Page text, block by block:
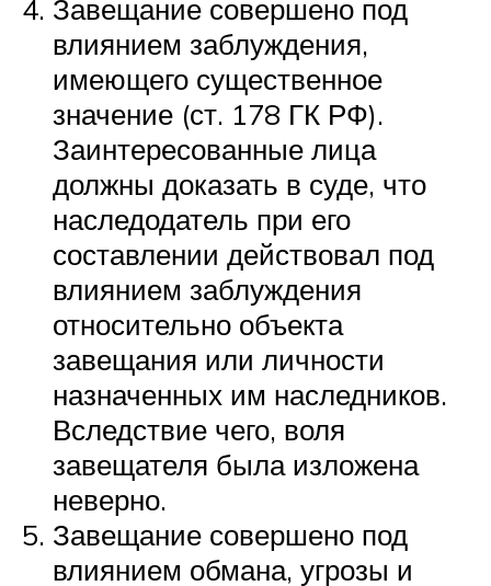
Завещание совершено под
влиянием заблуждения,
имеющего существенное
значение (ст. 178 ГК РФ).
Заинтересованные лица
должны доказать в суде, что
наследодатель при его
составлении действовал под
влиянием заблуждения
относительно объекта
завещания или личности
назначенных им наследников.
Вследствие чего, воля
завещателя была изложена
неверно.
Завещание совершено под
влиянием обмана, угрозы и